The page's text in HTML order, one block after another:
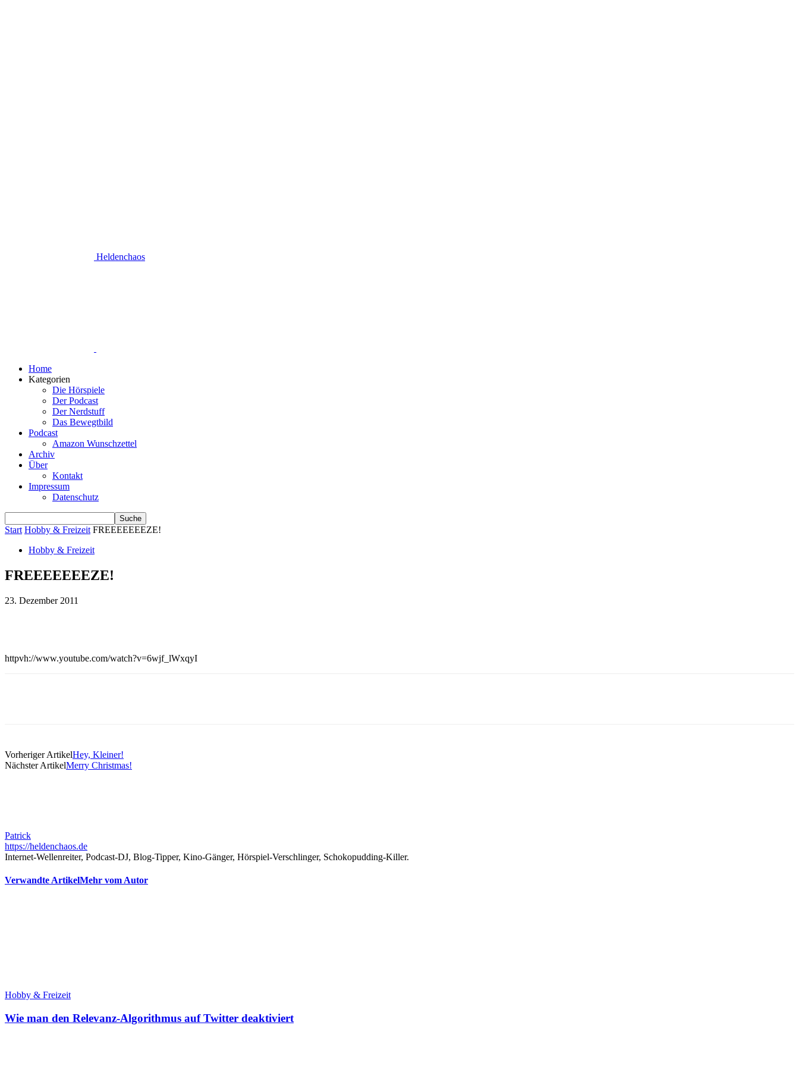
Heldenchaos
Home
Kategorien
Die Hörspiele
Der Podcast
Der Nerdstuff
Das Bewegtbild
Podcast
Amazon Wunschzettel
Archiv
Über
Kontakt
Impressum
Datenschutz
Start Hobby & Freizeit FREEEEEEEZE!
Hobby & Freizeit
FREEEEEEEZE!
23. Dezember 2011
httpvh://www.youtube.com/watch?v=6wjf_lWxqyI
Vorheriger ArtikelHey, Kleiner!
Nächster ArtikelMerry Christmas!
Patrick
https://heldenchaos.de
Internet-Wellenreiter, Podcast-DJ, Blog-Tipper, Kino-Gänger, Hörspiel-Verschlinger, Schokopudding-Killer.
Verwandte ArtikelMehr vom Autor
Hobby & Freizeit
Wie man den Relevanz-Algorithmus auf Twitter deaktiviert